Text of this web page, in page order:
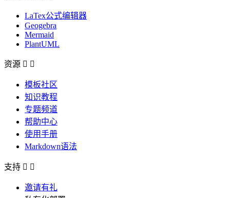
LaTex公式编辑器
Geogebra
Mermaid
PlantUML
资源  
模板社区
知识教程
专题频道
帮助中心
使用手册
Markdown语法
支持  
邀请有礼